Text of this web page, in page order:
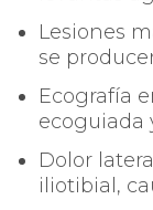
Lesiones
se
Ecografía
ecoguiada
Dolor
iliotibial,